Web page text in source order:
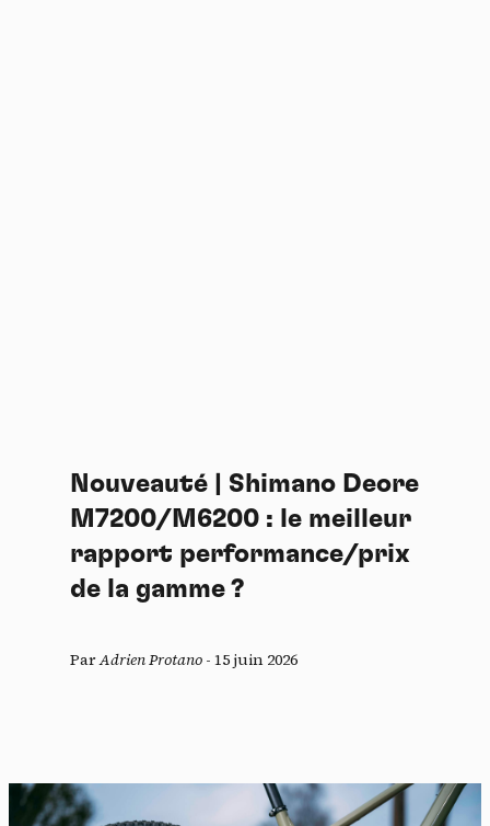
Nouveauté | Shimano Deore
M7200/M6200 : le meilleur
rapport performance/prix
de la gamme ?
ParAdrien Protano - 15 juin 2026